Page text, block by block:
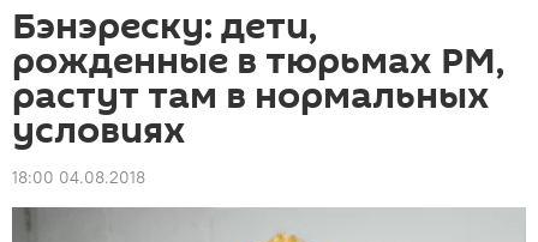
Бэнэреску: дети,
рожденные в тюрьмах РМ,
растут там в нормальных
условиях
18:00 04.08.2018